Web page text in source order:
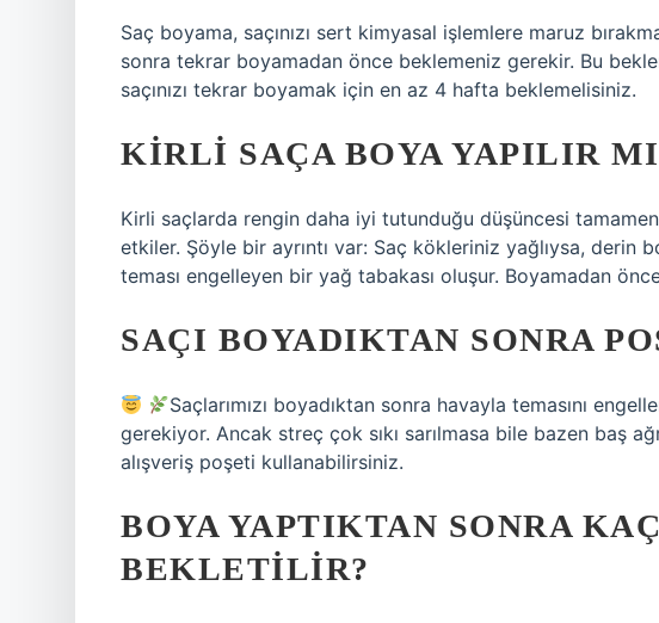
Saç boyama, saçınızı sert kimyasal işlemlere maruz
sonra tekrar boyamadan önce beklemeniz gerekir. Bu
saçınızı tekrar boyamak için en az 4 hafta beklemelisiniz.
KIRLI SAÇA BOYA YAPILIR
Kirli saçlarda rengin daha iyi tutunduğu düşüncesi
etkiler. Şöyle bir ayrıntı var: Saç kökleriniz yağlıysa, derin
teması engelleyen bir yağ tabakası oluşur. Boyamadan
SAÇI BOYADIKTAN SONRA
Saçlarımızı boyadıktan sonra havayla temasını
gerekiyor. Ancak streç çok sıkı sarılmasa bile bazen baş
alışveriş poşeti kullanabilirsiniz.
BOYA YAPTIKTAN SONRA
BEKLETILIR?